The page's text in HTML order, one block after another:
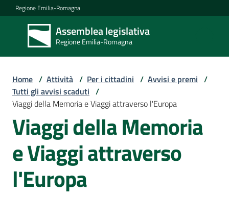
Vai al contenuto
Vai alla navigazione
Vai al footer
Regione Emilia-Romagna
Assemblea legislativa
Regione Emilia-Romagna
Assemblea
legislativa
Regione Emilia-
Assemblea
Attività
Argomenti
Home / Attività / Per i cittadini / Avvisi e premi /
Tutti gli avvisi scaduti /
Viaggi della Memoria e Viaggi attraverso l'Europa
Viaggi della Memoria
e Viaggi attraverso
l'Europa